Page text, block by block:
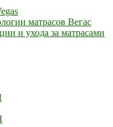
матрасов Вегас
и ухода за матрасами